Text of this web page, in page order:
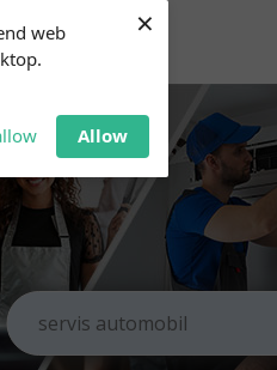
web
Allow
×